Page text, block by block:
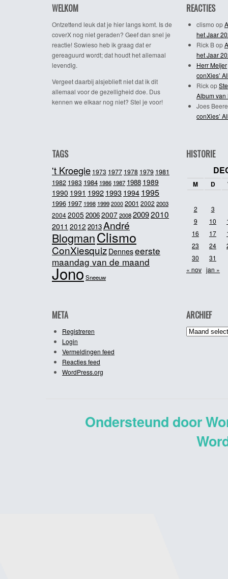
WELKOM
Ontzettend leuk dat je hier langs komt. Is de
coverX nog niet geraden? Geef dan snel je
reactie! Sowieso heb ik graag dat er
gereaguurd wordt; dat houdt het allemaal
levendig.
Vergeet daarbij alsjeblieft niet dat ik dit
allemaal voor de gezelligheid doe. Dus
kennen we elkaar nog niet? Stel je voor!
REACTIES
clismo op
het Jaar
Rick Bop
het Jaar
Herr Meijer
conXies’
Rickop
Album van
Joes
conXies’
TAGS
't Kroegie 1973 1977 1978 1979 1981
1982 1983 1984 1986 1987 1988 1989
1990 1991 19921993 1994 1995
1996 1997 1998 1999 2000 2001 2002 2003
20042005 20062007200820092010
2011 2012 2013André
BlogmanClismo
ConXiesquiz Denneseerste
maandag van de maand
JonoSneeuw
HISTORIE
M D
2
3
9
10
16
17
23
24
30
31
« nov jan »
META
Registreren
Login
Vermeldingen feed
Reacties feed
WordPress.org
ARCHIEF
Archief
Ondersteund door